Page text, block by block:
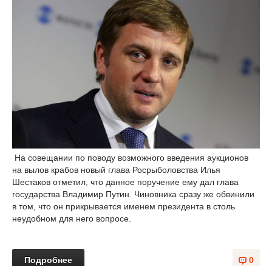
На совещании по поводу возможного введения аукционов
на вылов крабов новый глава Росрыболовства Илья
Шестаков отметил, что данное поручение ему дал глава
государства Владимир Путин. Чиновника сразу же обвинили
в том, что он прикрывается именем президента в столь
неудобном для него вопросе.
0
Подробнее